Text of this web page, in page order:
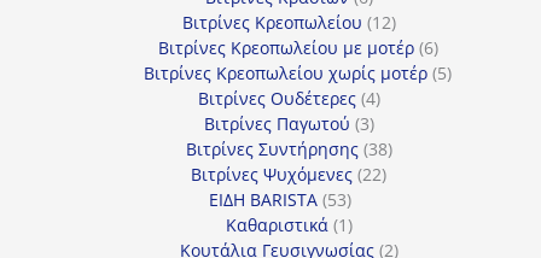
προϊόντα
Βιτρίνες Κρεοπωλείου 1212
προϊόντα
Βιτρίνες Κρεοπωλείου με μοτέρ 66
προϊόντα
Βιτρίνες Κρεοπωλείου χωρίς μοτέρ 55
Βιτρίνες Ουδέτερες 44
προϊόντα
Βιτρίνες Παγωτού 33
προϊόντα
Βιτρίνες Συντήρησης 3838
προϊόντα
Βιτρίνες Ψυχόμενες 2222
ΕΙΔΗ BARISTA 5353
προϊόντα
Καθαριστικά 11
προϊόν
Κουτάλια Γευσιγνωσίας 22